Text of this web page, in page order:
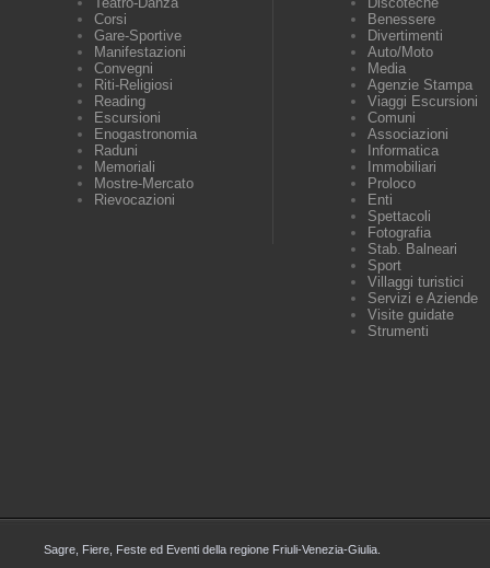
Corsi
Gare-Sportive
Manifestazioni
Convegni
Riti-Religiosi
Reading
Escursioni
Enogastronomia
Raduni
Memoriali
Mostre-Mercato
Rievocazioni
Benessere
Divertimenti
Auto/Moto
Media
Agenzie Stampa
Viaggi Escursioni
Comuni
Associazioni
Informatica
Immobiliari
Proloco
Enti
Spettacoli
Fotografia
Stab. Balneari
Sport
Villaggi turistici
Servizi e Aziende
Visite guidate
Strumenti
Sagre, Fiere, Feste ed Eventi della regione Friuli-Venezia-Giulia.